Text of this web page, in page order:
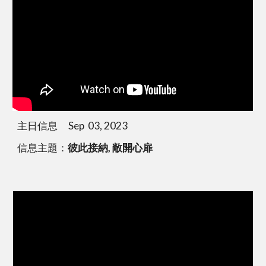
主日信息 Sep 03, 2023
信息主題：彼此接納, 敞開心扉